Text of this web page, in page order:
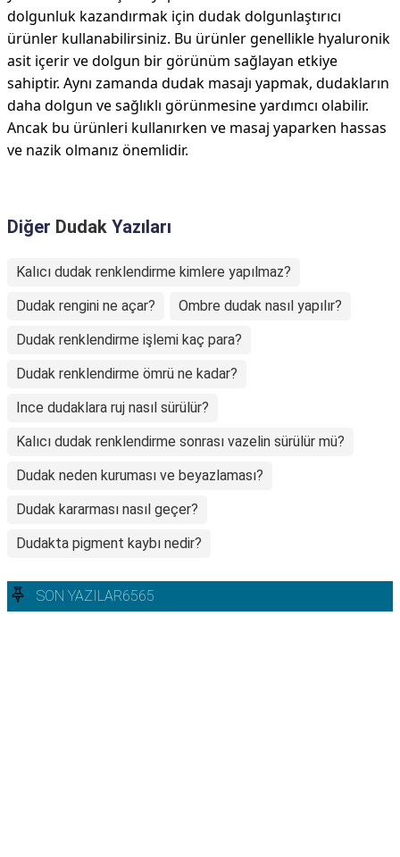
dolgunluk kazandırmak için dudak dolgunlaştırıcı
ürünler kullanabilirsiniz. Bu ürünler genellikle hyaluronik
asit içerir ve dolgun bir görünüm sağlayan etkiye
sahiptir. Aynı zamanda dudak masajı yapmak, dudakların
daha dolgun ve sağlıklı görünmesine yardımcı olabilir.
Ancak bu ürünleri kullanırken ve masaj yaparken hassas
ve nazik olmanız önemlidir.
Diğer Dudak Yazıları
Kalıcı dudak renklendirme kimlere yapılmaz?
Dudak rengini ne açar?
Ombre dudak nasıl yapılır?
Dudak renklendirme işlemi kaç para?
Dudak renklendirme ömrü ne kadar?
Ince dudaklara ruj nasıl sürülür?
Kalıcı dudak renklendirme sonrası vazelin sürülür mü?
Dudak neden kuruması ve beyazlaması?
Dudak kararması nasıl geçer?
Dudakta pigment kaybı nedir?
SON YAZILAR6565